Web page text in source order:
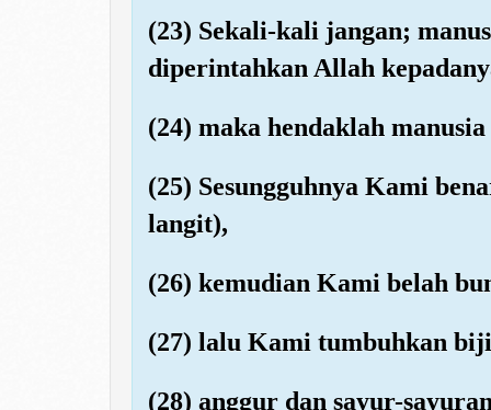
(23) Sekali-kali jangan;
diperintahkan Allah
(24) maka hendaklah
(25) Sesungguhnya Kami
langit),
(26) kemudian Kami belah
(27) lalu Kami tumbuhkan
(28) anggur dan sayur-